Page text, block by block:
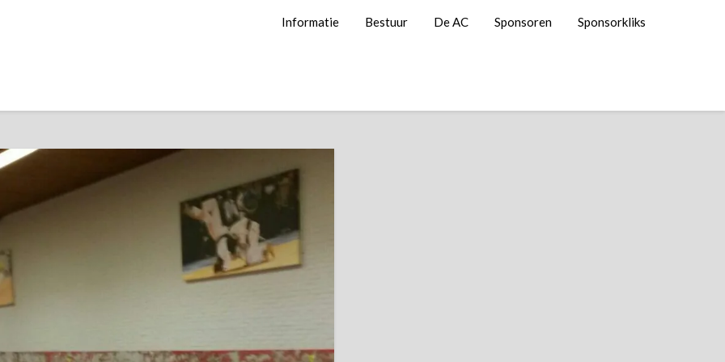
Informatie Bestuur De AC Sponsoren Sponsorkliks